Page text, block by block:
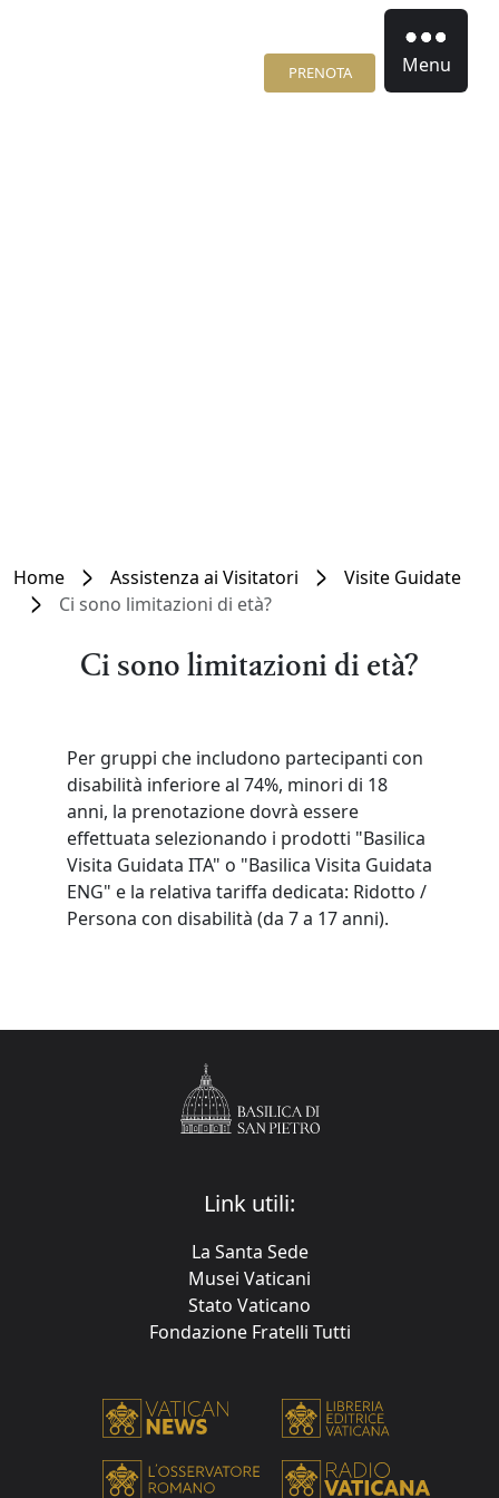
PRENOTA Menu
Home Assistenza ai Visitatori
Visite Guidate
Ci sono limitazioni di età?
Ci sono limitazioni di età?
Per gruppi che includono partecipanti con
disabilità inferiore al 74%, minori di 18
anni, la prenotazione dovrà essere
effettuata selezionando i prodotti "Basilica
Visita Guidata ITA" o "Basilica Visita Guidata
ENG" e la relativa tariffa dedicata: Ridotto /
Persona con disabilità (da 7 a 17 anni).
Link utili:
La Santa Sede
Musei Vaticani
Stato Vaticano
Fondazione Fratelli Tutti